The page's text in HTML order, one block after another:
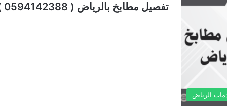
الرياض
تفصيل مطابخ بالرياض ( 0594142388 ) افضل مطابخ المنيوم 24/7 ساعة